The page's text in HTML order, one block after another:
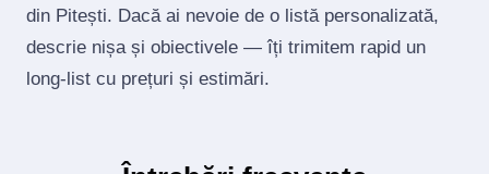
din Pitești. Dacă ai nevoie de o listă personalizată,
descrie nișa și obiectivele — îți trimitem rapid un
long‑list cu prețuri și estimări.